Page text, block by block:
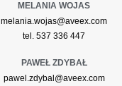
MELANIA WOJAS
melania.wojas@aveex.com
tel. 537 336 447
PAWEŁ ZDYBAŁ
pawel.zdybal@aveex.com